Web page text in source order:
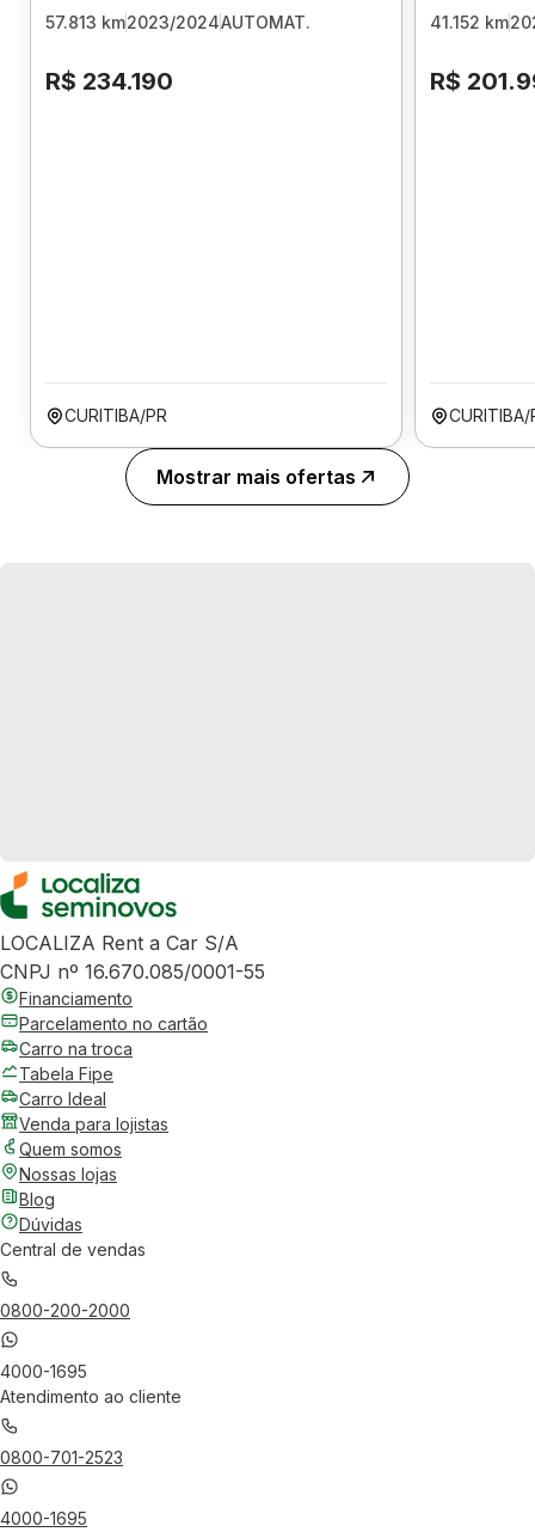
57.813 km2023/2024AUTOMAT.
R$ 234.190
CURITIBA/PR
41.152 km
R$
CURITIBA/
Mostrar mais ofertas
LOCALIZA Rent a Car S/A
CNPJ nº 16.670.085/0001-55
Financiamento
Parcelamento no cartão
Carro na troca
Tabela Fipe
Carro Ideal
Venda para lojistas
Quem somos
Nossas lojas
Blog
Dúvidas
Central de vendas
0800-200-2000
4000-1695
Atendimento ao cliente
0800-701-2523
4000-1695